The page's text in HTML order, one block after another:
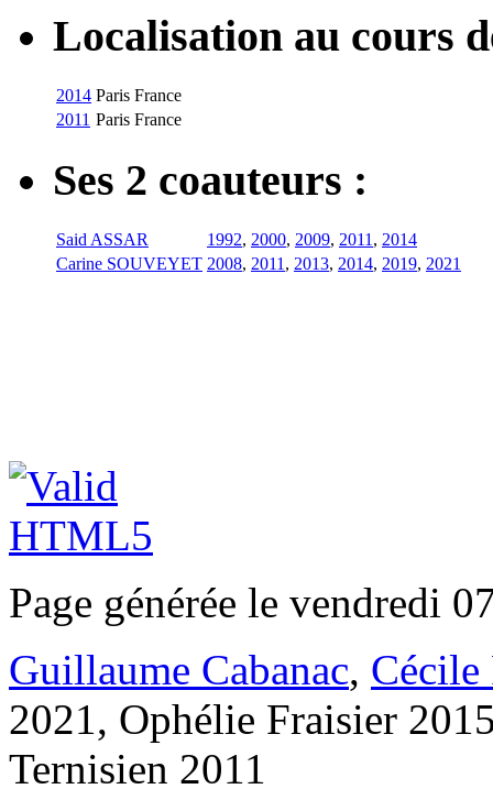
Localisation au cours
2014 Paris France
2011 Paris France
Ses 2 coauteurs :
Said ASSAR 1992, 2000, 2009, 2011 , 2014
Carine SOUVEYET 2008, 2011 , 2013, 2014, 2019, 2021
Page générée le vendredi
Guillaume Cabanac, Cécile
2021, Ophélie Fraisier
Ternisien 2011